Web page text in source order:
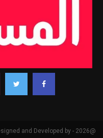
@2026 - almostakbal24.ma. All Right Reserved. Designed and Developed by